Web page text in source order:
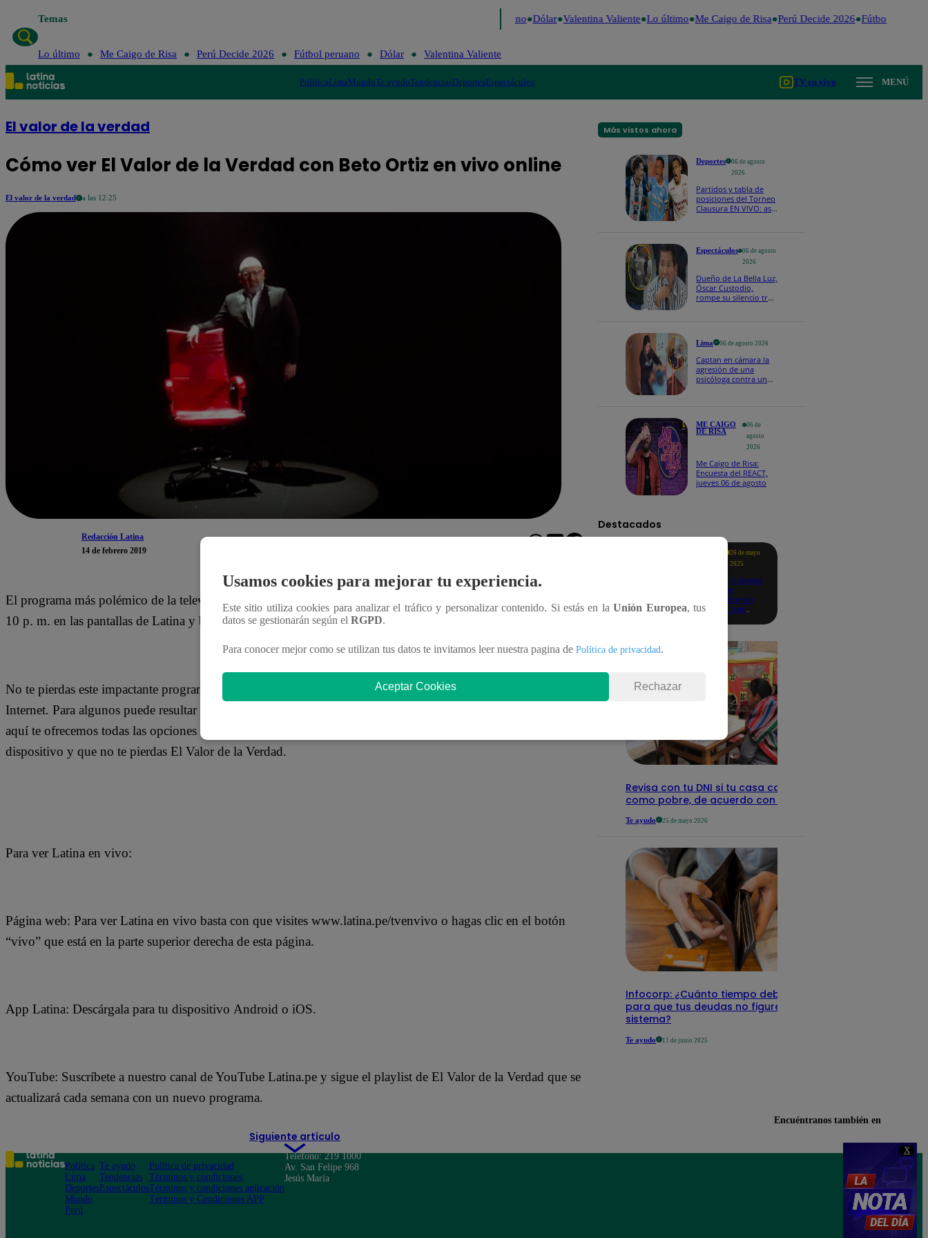
X
Temas Fútbol peruano Dólar Valentina Valiente Lo último Me Caigo de Risa Perú Decide 2026 Fútbol peruano
Lo último Me Caigo de Risa Perú Decide 2026 Fútbol peruano Dólar Valentina Valiente
PolíticaLimaMundoTe ayudoTendenciasDeportesEspectáculos TV en vivo MENÚ
El valor de la verdad
Cómo ver El Valor de la Verdad con Beto Ortiz en vivo online
El valor de la verdad a las 12:25
Redacción Latina
14 de febrero 2019
El programa más polémico de la televisión peruana, El Valor de la Verdad, regresa este sábado a partir de las
10 p. m. en las pantallas de Latina y bajo la conducción de Beto Ortiz.
No te pierdas este impactante programa en las pantallas de Latina, pero también puedes ver la TV por
Internet. Para algunos puede resultar complicado si no se es muy hábil con las nuevas tecnologías. Por eso,
aquí te ofrecemos todas las opciones que tienes para disfrutar de nuestra señal en vivo desde cualquier
dispositivo y que no te pierdas El Valor de la Verdad.
Para ver Latina en vivo:
Página web: Para ver Latina en vivo basta con que visites www.latina.pe/tvenvivo o hagas clic en el botón
“vivo” que está en la parte superior derecha de esta página.
App Latina: Descárgala para tu dispositivo Android o iOS.
YouTube: Suscríbete a nuestro canal de YouTube Latina.pe y sigue el playlist de El Valor de la Verdad que se
actualizará cada semana con un nuevo programa.
Siguiente artículo
Más vistos ahora
Deportes
06 de agosto
2026
Partidos y tabla de
posiciones del Torneo
Clausura EN VIVO: así
Espectáculos
06 de agosto
2026
Dueño de La Bella Luz,
Óscar Custodio,
rompe su silencio tras
Lima 06 de agosto 2026
Captan en cámara la
agresión de una
psicóloga contra un
ME CAIGO
DE RISA
06 de
agosto
2026
Me Caigo de Risa:
Encuesta del REACT,
jueves 06 de agosto
Destacados
26 de mayo
2025
Revisa si tienes
deudas
consultando
con tu DNI:
detalles
Revisa con tu DNI si tu casa califica
como pobre, de acuerdo con el Sisfoh
Te ayudo 25 de mayo 2026
Infocorp: ¿Cuánto tiempo debe pasar
para que tus deudas no figuren en su
sistema?
Te ayudo 11 de junio 2025
Usamos cookies para mejorar tu experiencia.
Este sitio utiliza cookies para analizar el tráfico y personalizar contenido. Si estás en laUnión Europea, tus
datos se gestionarán según el RGPD.
Para conocer mejor como se utilizan tus datos te invitamos leer nuestra pagina de Política de privacidad.
Aceptar Cookies Rechazar
Encuéntranos también en
Política
Lima
Deportes
Mundo
Perú
Te ayudo
Tendencias
Espectáculos
Política de privacidad
Términos y condiciones
Términos y condiciones aplicación
Términos y Condiciones APP
Teléfono: 219 1000
Av. San Felipe 968
Jesús María